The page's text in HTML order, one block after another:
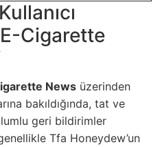
Cigarette
News üzerinden
bakıldığında, tat ve
geri bildirimler
Tfa Honeydew’un